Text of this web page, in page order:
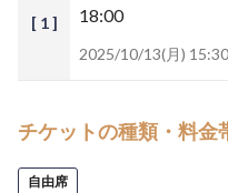
[ 1 ]
18:00
2025/10/13(月)
チケットの種類・料金
自由席